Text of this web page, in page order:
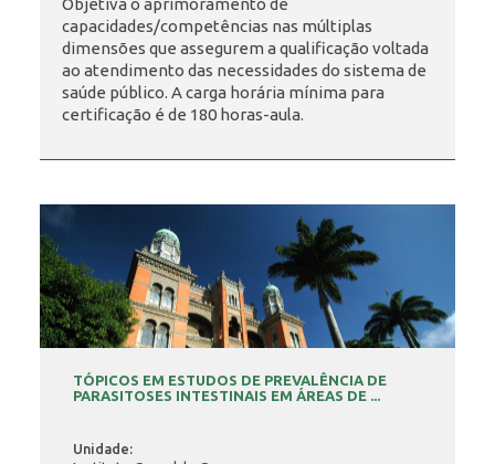
INSCRIÇÃO E SELEÇÃO
CONTATO
Objetiva o aprimoramento de
capacidades/competências nas múltiplas
dimensões que assegurem a qualificação voltada
ao atendimento das necessidades do sistema de
saúde público. A carga horária mínima para
certificação é de 180 horas-aula.
TÓPICOS EM ESTUDOS DE PREVALÊNCIA DE
PARASITOSES INTESTINAIS EM ÁREAS DE ...
Unidade: